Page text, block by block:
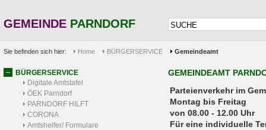
GEMEINDE PARNDORF
Sie befinden sich hier: Home BÜRGERSERVICE Gemeindeamt
BÜRGERSERVICE
Digitale Amtstafel
ÖEK Parndorf
PARNDORF HILFT
CORONA
Amtshelfer/ Formulare
GEMEINDEAMT
Parteienverkehr
Montag bis Freitag
von 08.00 - 12.00 Uhr
Für eine individuelle